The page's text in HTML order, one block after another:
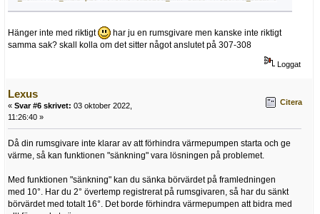
Hänger inte med riktigt
har ju en rumsgivare men kanske inte riktigt
samma sak? skall kolla om det sitter något anslutet på 307-308
Loggat
Lexus
« Svar #6 skrivet: 03 oktober 2022,
11:26:40 »
Citera
Då din rumsgivare inte klarar av att förhindra värmepumpen starta och ge
värme, så kan funktionen "sänkning" vara lösningen på problemet.
Med funktionen "sänkning" kan du sänka börvärdet på framledningen
med 10°. Har du 2° övertemp registrerat på rumsgivaren, så har du sänkt
börvärdet med totalt 16°. Det borde förhindra värmepumpen att bidra med